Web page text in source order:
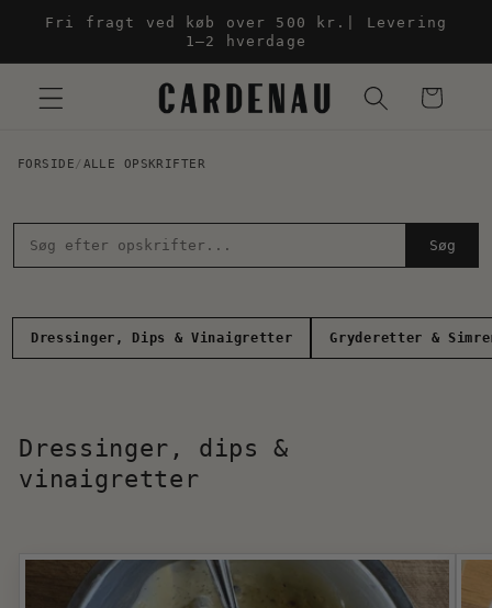
Gå tilFri fragt ved køb over 500 kr.| Levering
1–2 hverdage
FORSIDE/ ALLE OPSKRIFTER
Søg
Dressinger, Dips & Vinaigretter Gryderetter &
Dressinger, dips &
vinaigretter